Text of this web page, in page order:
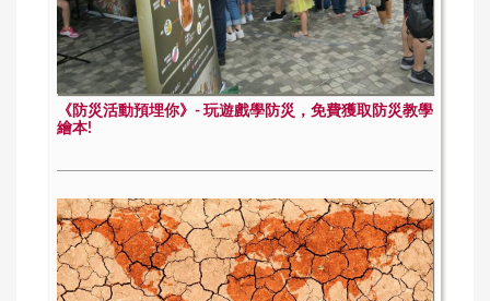
《防災活動預埋你》- 玩遊戲學防災，免費獲取防災教學
繪本!